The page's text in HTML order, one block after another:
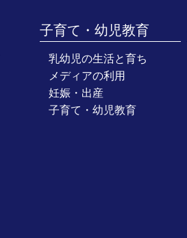
子育て・幼児教育
乳幼児の生活と育ち
メディアの利用
妊娠・出産
子育て・幼児教育